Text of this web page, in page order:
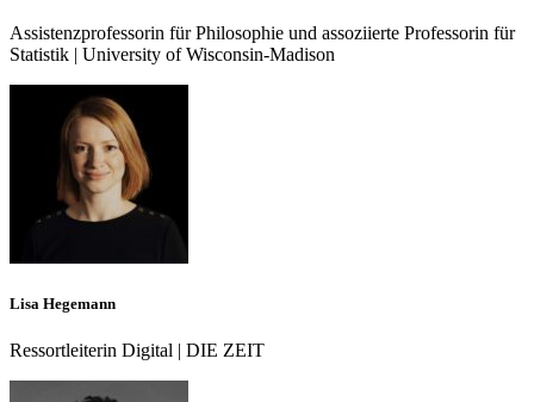
Assistenzprofessorin für Philosophie und assoziierte Professorin für
Statistik | University of Wisconsin-Madison
Lisa Hegemann
Ressortleiterin Digital | DIE ZEIT